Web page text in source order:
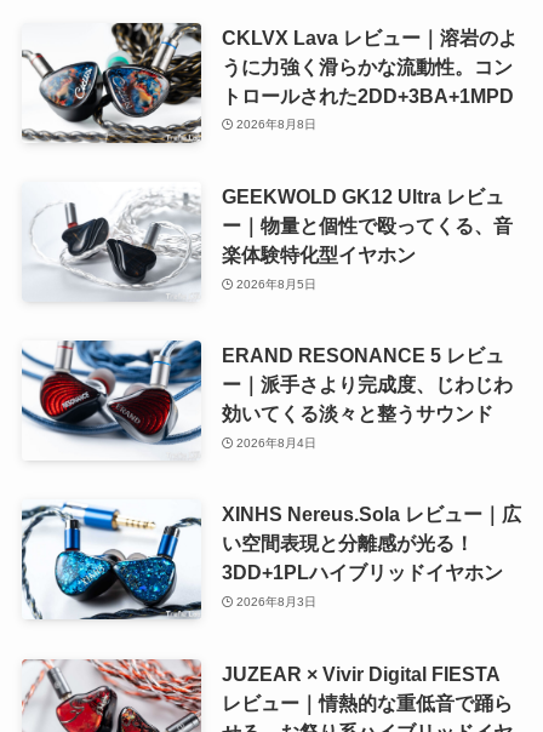
CKLVX Lava レビュー｜溶岩のよ
うに力強く滑らかな流動性。コン
トロールされた2DD+3BA+1MPD
2026年8月8日
GEEKWOLD GK12 Ultra レビュ
ー｜物量と個性で殴ってくる、音
楽体験特化型イヤホン
2026年8月5日
ERAND RESONANCE 5 レビュ
ー｜派手さより完成度、じわじわ
効いてくる淡々と整うサウンド
2026年8月4日
XINHS Nereus.Sola レビュー｜広
い空間表現と分離感が光る！
3DD+1PLハイブリッドイヤホン
2026年8月3日
JUZEAR × Vivir Digital FIESTA
レビュー｜情熱的な重低音で踊ら